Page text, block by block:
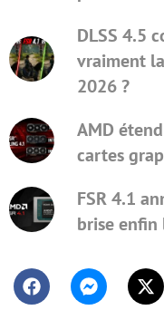
DLSS 4.5
vraiment
2026 ?
AMD
cartes
FSR 4.1
brise enfin
FacebookMessenger